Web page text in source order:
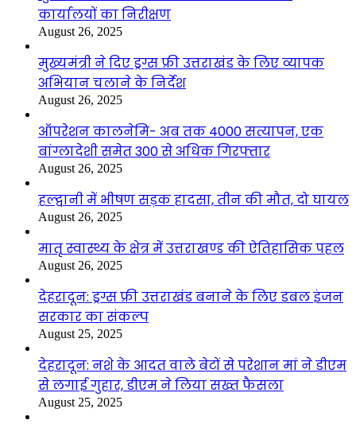
कार्यालयों का निरीक्षण
August 26, 2025
मुख्यमंत्री ने दिए ड्रग्स फ्री उत्तराखंड के लिए व्यापक
अभियान चलाने के निर्देश
August 26, 2025
ऑपरेशन कालनेमि- अब तक 4000 सत्यापन, एक
बांग्लादेशी समेत 300 से अधिक गिरफ्तार
August 26, 2025
हल्द्वानी में भीषण सड़क हादसा, तीन की मौत, दो घायल
August 26, 2025
मातृ स्वास्थ्य के क्षेत्र में उत्तराखण्ड की ऐतिहासिक पहल
August 26, 2025
देहरादून: ड्रग्स फ्री उत्तराखंड बनाने के लिए डबल इंजन
सरकार का संकल्प
August 25, 2025
देहरादून: नशे के आदत वाले बेटों से परेशान मां ने डीएम
से लगाई गुहार, डीएम ने लिया सख्त फैसला
August 25, 2025